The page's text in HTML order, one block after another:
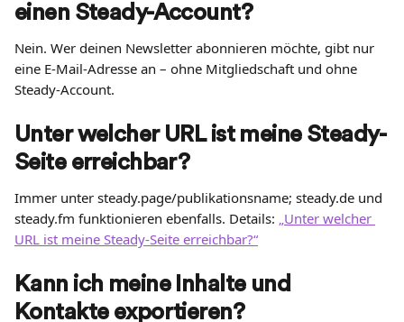
einen Steady-Account?
Nein. Wer deinen Newsletter abonnieren möchte, gibt nur
eine E-Mail-Adresse an – ohne Mitgliedschaft und ohne
Steady-Account.
Unter welcher URL ist meine Steady-
Seite erreichbar?
Immer unter steady.page/publikationsname; steady.de und
steady.fm funktionieren ebenfalls. Details: „Unter welcher
URL ist meine Steady-Seite erreichbar?“
Kann ich meine Inhalte und
Kontakte exportieren?